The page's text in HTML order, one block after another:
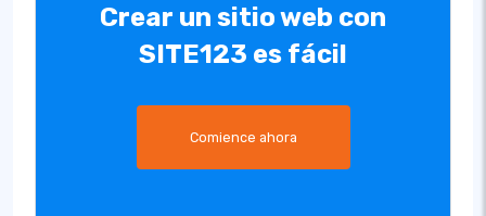
Crear un sitio web con
SITE123 es fácil
Comience ahora